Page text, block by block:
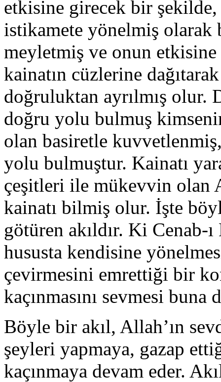
etkisine girecek bir şekilde,
istikamete yönelmiş olarak
meyletmiş ve onun
kainatın cüzlerine
doğruluktan ayrılmış olur.
doğru yolu bulmuş
olan basiretle
yolu bulmuştur. Kainatı
çeşitleri ile mükevvin olan
kainatı bilmiş olur. İşte
götüren akıldır. Ki Cenab-
hususta kendisine
çevirmesini emrettiği bir
kaçınmasını sevmesi buna
Böyle bir akıl, Allah’ın
şeyleri yapmaya, gazap
kaçınmaya devam eder.